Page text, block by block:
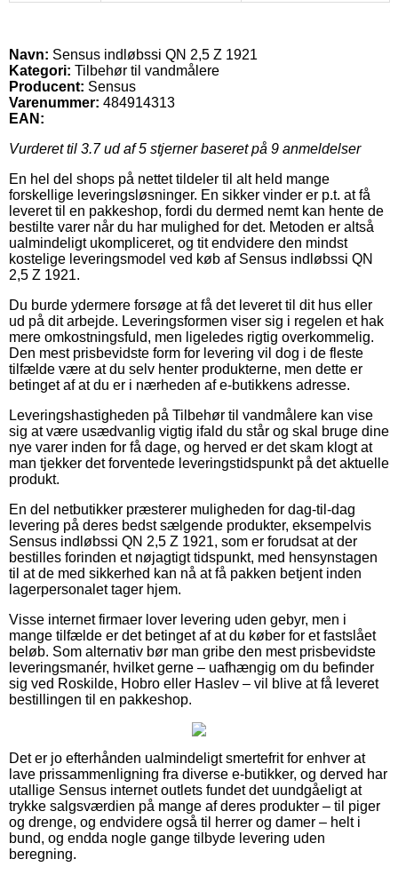
Navn: Sensus indløbssi QN 2,5 Z 1921
Kategori: Tilbehør til vandmålere
Producent: Sensus
Varenummer: 484914313
EAN:
Vurderet til 3.7ud af 5 stjerner baseret på 9 anmeldelser
En hel del shops på nettet tildeler til alt held mange
forskellige leveringsløsninger. En sikker vinder er p.t. at få
leveret til en pakkeshop, fordi du dermed nemt kan hente de
bestilte varer når du har mulighed for det. Metoden er altså
ualmindeligt ukompliceret, og tit endvidere den mindst
kostelige leveringsmodel ved køb af Sensus indløbssi QN
2,5 Z 1921.
Du burde ydermere forsøge at få det leveret til dit hus eller
ud på dit arbejde. Leveringsformen viser sig i regelen et hak
mere omkostningsfuld, men ligeledes rigtig overkommelig.
Den mest prisbevidste form for levering vil dog i de fleste
tilfælde være at du selv henter produkterne, men dette er
betinget af at du er i nærheden af e-butikkens adresse.
Leveringshastigheden på Tilbehør til vandmålere kan vise
sig at være usædvanlig vigtig ifald du står og skal bruge dine
nye varer inden for få dage, og herved er det skam klogt at
man tjekker det forventede leveringstidspunkt på det aktuelle
produkt.
En del netbutikker præsterer muligheden for dag-til-dag
levering på deres bedst sælgende produkter, eksempelvis
Sensus indløbssi QN 2,5 Z 1921, som er forudsat at der
bestilles forinden et nøjagtigt tidspunkt, med hensynstagen
til at de med sikkerhed kan nå at få pakken betjent inden
lagerpersonalet tager hjem.
Visse internet firmaer lover levering uden gebyr, men i
mange tilfælde er det betinget af at du køber for et fastslået
beløb. Som alternativ bør man gribe den mest prisbevidste
leveringsmanér, hvilket gerne – uafhængig om du befinder
sig ved Roskilde, Hobro eller Haslev – vil blive at få leveret
bestillingen til en pakkeshop.
Det er jo efterhånden ualmindeligt smertefrit for enhver at
lave prissammenligning fra diverse e-butikker, og derved har
utallige Sensus internet outlets fundet det uundgåeligt at
trykke salgsværdien på mange af deres produkter – til piger
og drenge, og endvidere også til herrer og damer – helt i
bund, og endda nogle gange tilbyde levering uden
beregning.